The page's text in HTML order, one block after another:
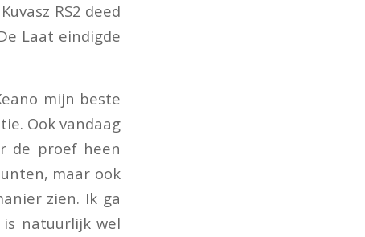
RS2 deed
Laat eindigde
mijn beste
Ook vandaag
de proef heen
maar ook
zien. Ik ga
is natuurlijk wel